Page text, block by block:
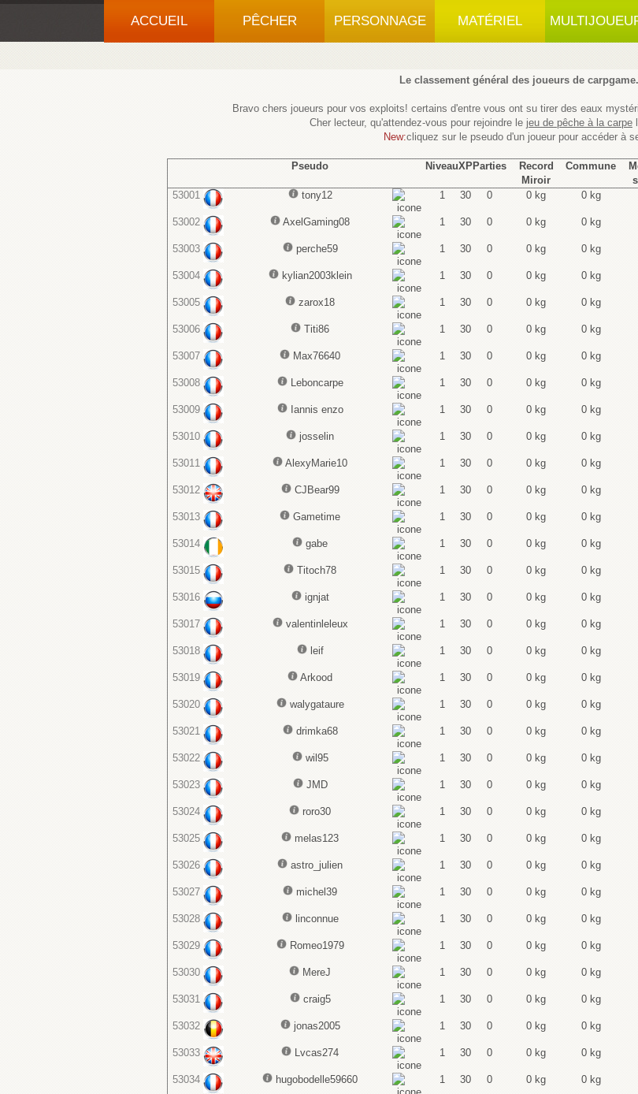
ACCUEIL PÊCHER PERSONNAGE MATÉRIEL
Le classement général des joueurs de
Bravo chers joueurs pour vos exploits! certains d'entre vous ont su tirer des eaux
Cher lecteur, qu'attendez-vous pour rejoindre lejeu de pêche à la carpe
New:cliquez sur le pseudo d'un joueur pour accéder à
Pseudo NiveauXPParties
Record
Miroir
Commune
53001
tony12 1 30 0 0 kg 0 kg
53002 AxelGaming08 1 30 0 0 kg 0 kg
53003 perche59 1 30 0 0 kg 0 kg
53004 kylian2003klein 1 30 0 0 kg 0 kg
53005 zarox18 1 30 0 0 kg 0 kg
53006 Titi86 1 30 0 0 kg 0 kg
53007 Max76640 1 30 0 0 kg 0 kg
53008 Leboncarpe 1 30 0 0 kg 0 kg
53009 Iannis enzo 1 30 0 0 kg 0 kg
53010 josselin 1 30 0 0 kg 0 kg
53011 AlexyMarie10 1 30 0 0 kg 0 kg
53012 CJBear99 1 30 0 0 kg 0 kg
53013 Gametime 1 30 0 0 kg 0 kg
53014 gabe 1 30 0 0 kg 0 kg
53015 Titoch78 1 30 0 0 kg 0 kg
53016 ignjat 1 30 0 0 kg 0 kg
53017 valentinleleux 1 30 0 0 kg 0 kg
53018 leif 1 30 0 0 kg 0 kg
53019 Arkood 1 30 0 0 kg 0 kg
53020 walygataure 1 30 0 0 kg 0 kg
53021 drimka68 1 30 0 0 kg 0 kg
53022 wil95 1 30 0 0 kg 0 kg
53023 JMD 1 30 0 0 kg 0 kg
53024 roro30 1 30 0 0 kg 0 kg
53025 melas123 1 30 0 0 kg 0 kg
53026 astro_julien 1 30 0 0 kg 0 kg
53027 michel39 1 30 0 0 kg 0 kg
53028 linconnue 1 30 0 0 kg 0 kg
53029 Romeo1979 1 30 0 0 kg 0 kg
53030 MereJ 1 30 0 0 kg 0 kg
53031 craig5 1 30 0 0 kg 0 kg
53032 jonas2005 1 30 0 0 kg 0 kg
53033 Lvcas274 1 30 0 0 kg 0 kg
53034 hugobodelle59660 1 30 0 0 kg 0 kg